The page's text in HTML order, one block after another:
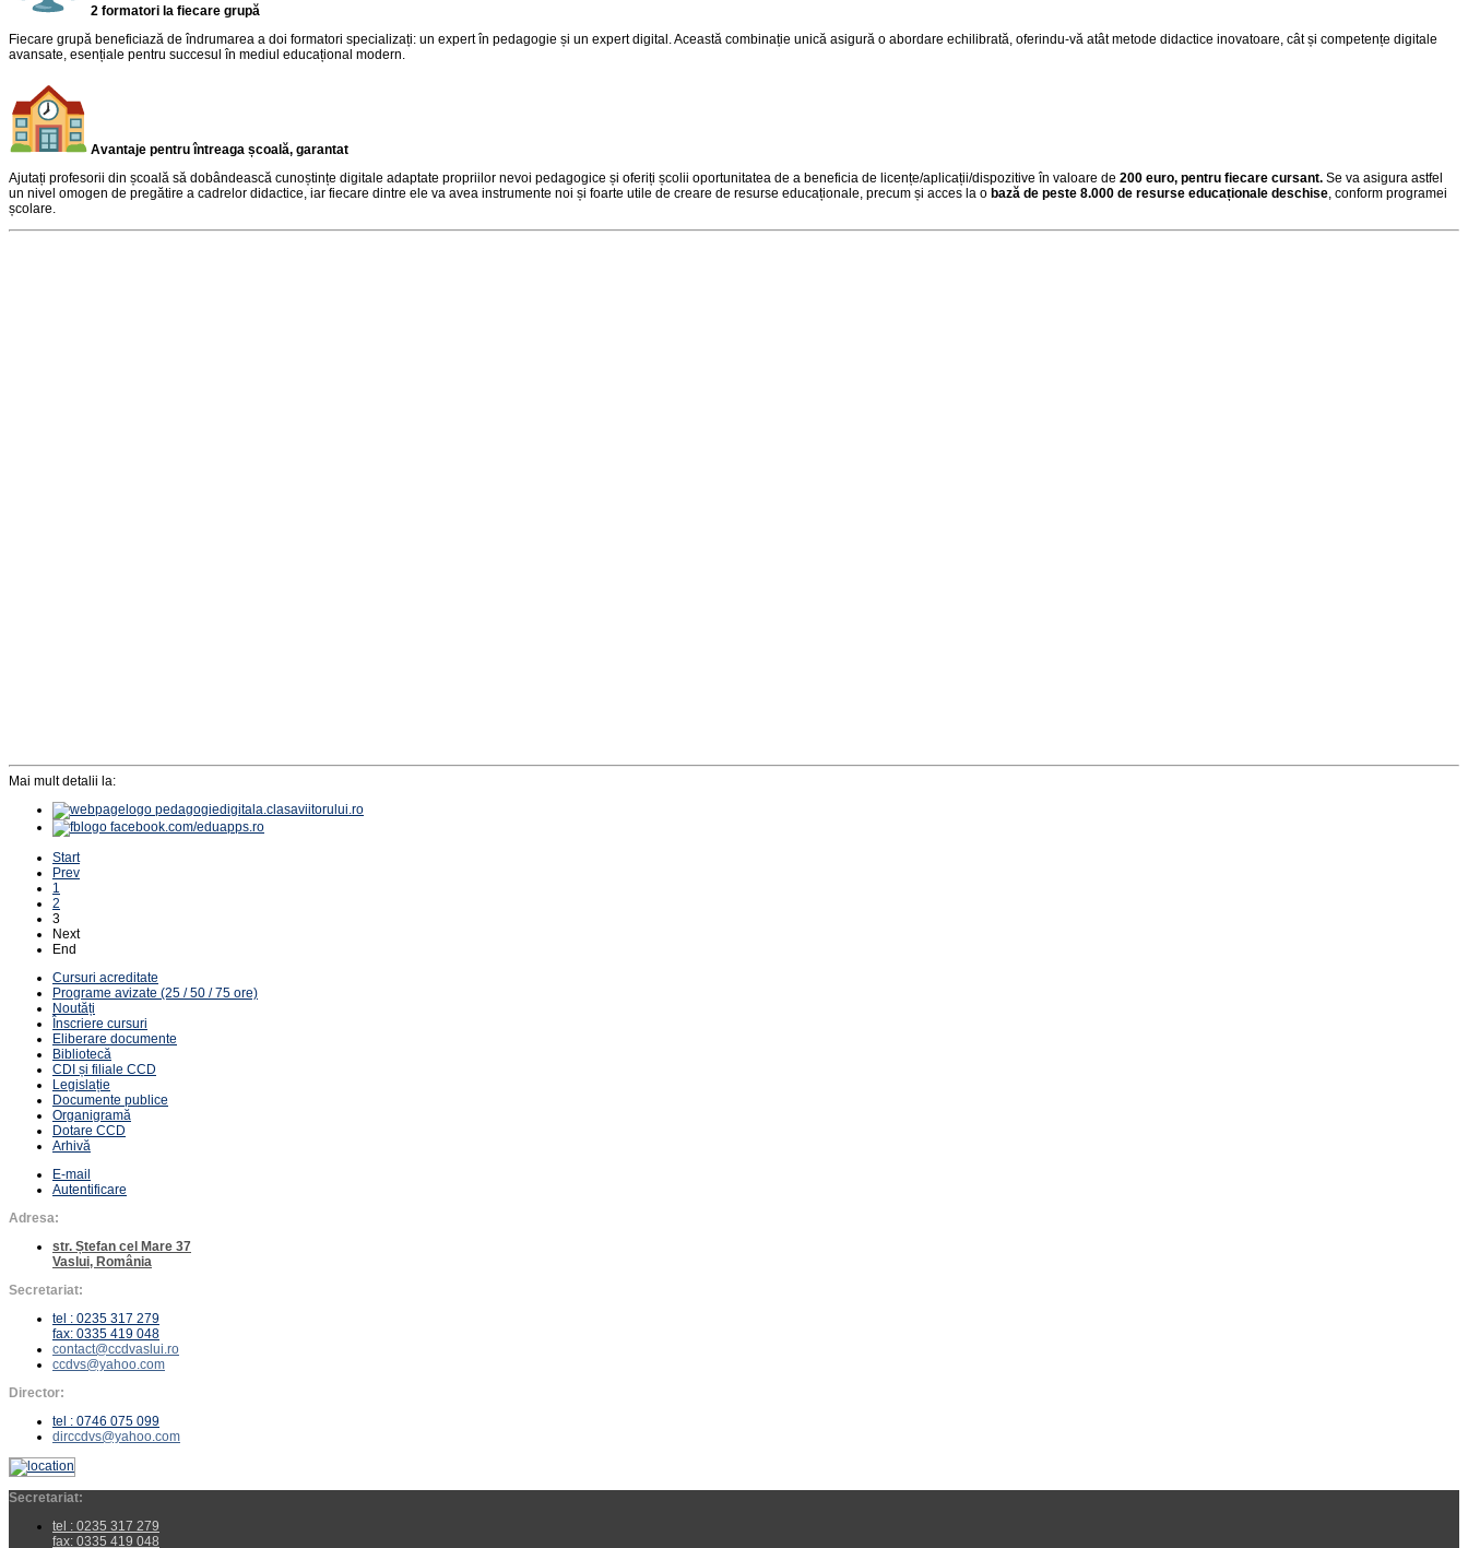
2 formatori la fiecare grupă
Fiecare grupă beneficiază de îndrumarea a doi formatori specializați: un expert în pedagogie și un expert digital. Această combinație unică asigură o abordare echilibrată, oferindu-vă atât metode didactice inovatoare, cât și competențe digitale
avansate, esențiale pentru succesul în mediul educațional modern.
Avantaje pentru întreaga școală, garantat
Ajutați profesorii din școală să dobândească cunoștințe digitale adaptate propriilor nevoi pedagogice și oferiți școlii oportunitatea de a beneficia de licențe/aplicații/dispozitive în valoare de 200 euro, pentru fiecare cursant. Se va asigura astfel
un nivel omogen de pregătire a cadrelor didactice, iar fiecare dintre ele va avea instrumente noi și foarte utile de creare de resurse educaționale, precum și acces la o bază de peste 8.000 de resurse educaționale deschise , conform programei
școlare.
Mai mult detalii la:
pedagogiedigitala.clasaviitorului.ro
facebook.com/eduapps.ro
Start
Prev
1
2
3
Next
End
Cursuri acreditate
Programe avizate (25 / 50 / 75 ore)
Noutăți
Înscriere cursuri
Eliberare documente
Bibliotecă
CDI și filiale CCD
Legislație
Documente publice
Organigramă
Dotare CCD
Arhivă
E-mail
Autentificare
Adresa:
str. Ștefan cel Mare 37
Vaslui, România
Secretariat:
tel : 0235 317 279
fax: 0335 419 048
contact@ccdvaslui.ro
ccdvs@yahoo.com
Director:
tel : 0746 075 099
dirccdvs@yahoo.com
Secretariat:
tel : 0235 317 279
fax: 0335 419 048